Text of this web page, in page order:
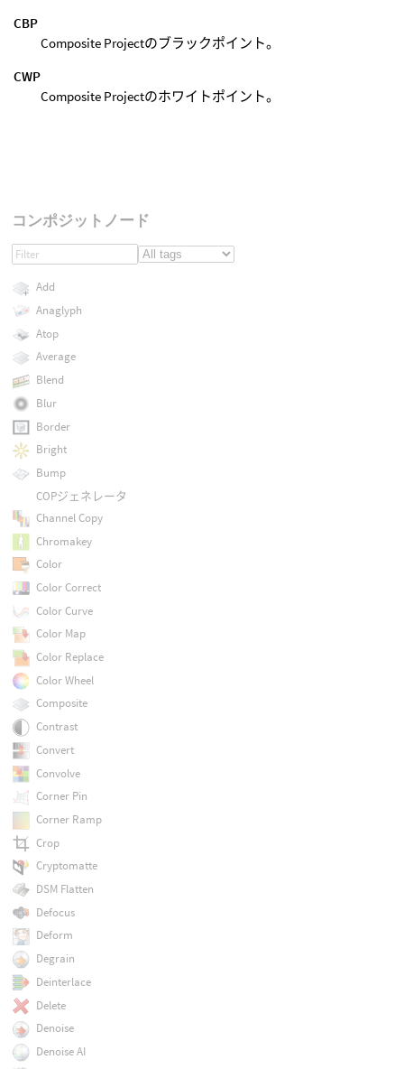
CBP
Composite Projectのブラックポイント。
CWP
Composite Projectのホワイトポイント。
コンポジットノード
Add
Anaglyph
Atop
Average
Blend
Blur
Border
Bright
Bump
COPジェネレータ
Channel Copy
Chromakey
Color
Color Correct
Color Curve
Color Map
Color Replace
Color Wheel
Composite
Contrast
Convert
Convolve
Corner Pin
Corner Ramp
Crop
Cryptomatte
DSM Flatten
Defocus
Deform
Degrain
Deinterlace
Delete
Denoise
Denoise AI